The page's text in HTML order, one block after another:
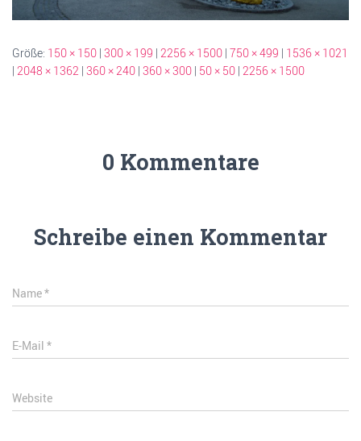
Größe: 150 × 150 | 300 × 199 | 2256 × 1500 | 750 × 499 | 1536 × 1021
| 2048 × 1362 | 360 × 240 | 360 × 300 | 50 × 50 | 2256 × 1500
0 Kommentare
Schreibe einen Kommentar
Name*
E-Mail *
Website